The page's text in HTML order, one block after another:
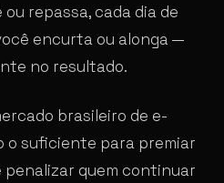
repassa, cada dia de
encurta ou alonga —
no resultado.
brasileiro de e-
o suficiente para premiar
penalizar quem continuar